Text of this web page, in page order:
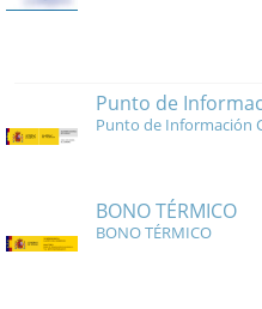
Punto de
Punto de Información
BONO TÉRMICO
BONO TÉRMICO